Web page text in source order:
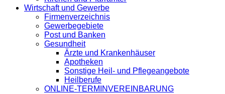
Wirtschaft und Gewerbe
Firmenverzeichnis
Gewerbegebiete
Post und Banken
Gesundheit
Ärzte und Krankenhäuser
Apotheken
Sonstige Heil- und Pflegeangebote
Heilberufe
ONLINE-TERMINVEREINBARUNG